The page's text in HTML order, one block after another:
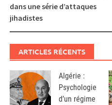
dans une série d’attaques
jihadistes
ARTICLES RÉCENTS
Algérie :
Psychologie
d’un régime